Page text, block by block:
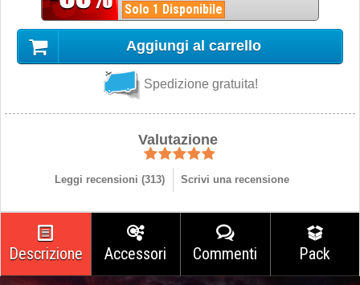
Solo 1 Disponibile
Aggiungi al carrello
Spedizione gratuita!
Valutazione
Leggi recensioni (313) Scrivi una recensione
Descrizione Accessori Commenti Pack